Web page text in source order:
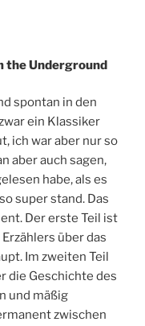
the Underground
spontan in den
ein Klassiker
ich war aber nur so
aber auch sagen,
habe, als es
super stand. Das
Der erste Teil ist
über das
Im zweiten Teil
die Geschichte des
und mäßig
zwischen